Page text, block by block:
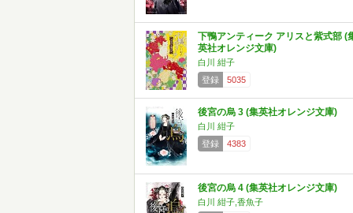
下鴨アンティーク アリスと紫式部 (
英社オレンジ文庫)
白川 紺子
登録
5035
後宮の烏 3 (集英社オレンジ文庫)
白川 紺子
登録
4383
後宮の烏 4 (集英社オレンジ文庫)
白川 紺子,香魚子